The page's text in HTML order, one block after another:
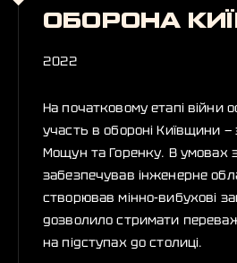
ОБОРОНА
2022
На початковому етапі війни
участь в обороні Київщини
Мощун та Горенку. В умовах
забезпечував інженерне
створював мінно-вибухові
дозволило стримати
на підступах до столиці.